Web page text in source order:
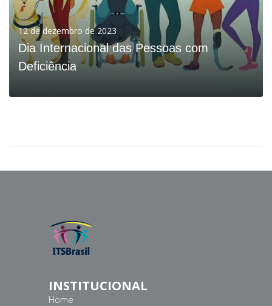
12 de dezembro de 2023
Dia Internacional das Pessoas com
Deficiência
INSTITUCIONAL
Home